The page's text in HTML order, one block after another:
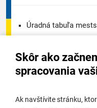
Skôr ako
spracovania
Ak navštívite stránku,
Úradná tabuľa
Úradná tabuľa